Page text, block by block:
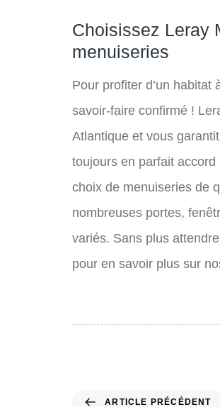
Choisissez Leray
menuiseries
Pour profiter d’un
savoir-faire confirmé !
Atlantique et vous
toujours en parfait
choix de menuiseries de
nombreuses portes,
variés. Sans plus
pour en savoir plus sur
ARTICLE PRÉCÉDENT